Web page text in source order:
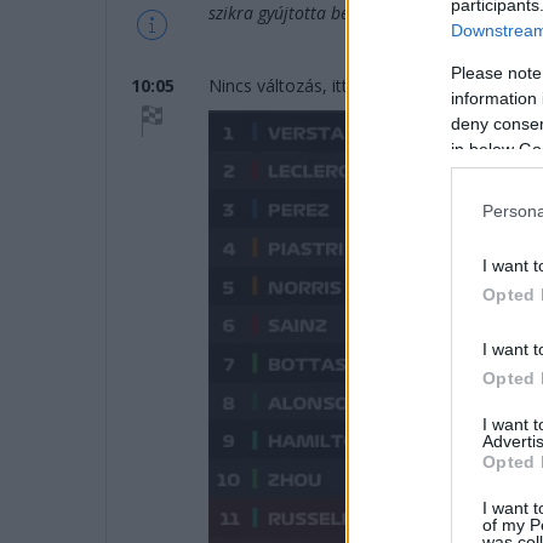
Please
information
deny
in below
I want
Opted
I want
Opted
I want
Opted
I want
of my
szikra gyújtotta be a füvet. Persze a
10:05 Nincs változás, itt az SQ2 végeredménye: